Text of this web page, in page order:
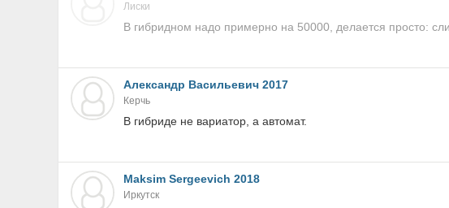
Лиски
В гибридном надо примерно на 50000, делается просто:
Александр Васильевич 2017
Керчь
В гибриде не вариатор, а автомат.
Maksim Sergeevich 2018
Иркутск